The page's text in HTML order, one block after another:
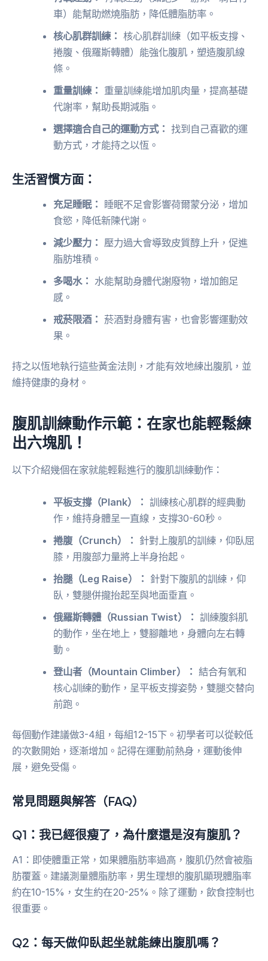
車）能幫助燃燒脂肪，降低體脂肪率。
核心肌群訓練： 核心肌群訓練（如平板支撐、
捲腹、俄羅斯轉體）能強化腹肌，塑造腹肌線
條。
重量訓練： 重量訓練能增加肌肉量，提高基礎
代謝率，幫助長期減脂。
選擇適合自己的運動方式： 找到自己喜歡的運
動方式，才能持之以恆。
生活習慣方面：
充足睡眠： 睡眠不足會影響荷爾蒙分泌，增加
食慾，降低新陳代謝。
減少壓力： 壓力過大會導致皮質醇上升，促進
脂肪堆積。
多喝水： 水能幫助身體代謝廢物，增加飽足
感。
戒菸限酒： 菸酒對身體有害，也會影響運動效
果。
持之以恆地執行這些黃金法則，才能有效地練出腹肌，並
維持健康的身材。
腹肌訓練動作示範：在家也能輕鬆練
出六塊肌！
以下介紹幾個在家就能輕鬆進行的腹肌訓練動作：
平板支撐（Plank）： 訓練核心肌群的經典動
作，維持身體呈一直線，支撐30-60秒。
捲腹（Crunch）： 針對上腹肌的訓練，仰臥屈
膝，用腹部力量將上半身抬起。
抬腿（Leg Raise）： 針對下腹肌的訓練，仰
臥，雙腿併攏抬起至與地面垂直。
俄羅斯轉體（Russian Twist）： 訓練腹斜肌
的動作，坐在地上，雙腳離地，身體向左右轉
動。
登山者（Mountain Climber）： 結合有氧和
核心訓練的動作，呈平板支撐姿勢，雙腿交替向
前跑。
每個動作建議做3-4組，每組12-15下。初學者可以從較低
的次數開始，逐漸增加。記得在運動前熱身，運動後伸
展，避免受傷。
常見問題與解答（FAQ）
Q1：我已經很瘦了，為什麼還是沒有腹肌？
A1：即使體重正常，如果體脂肪率過高，腹肌仍然會被脂
肪覆蓋。建議測量體脂肪率，男生理想的腹肌顯現體脂率
約在10-15%，女生約在20-25%。除了運動，飲食控制也
很重要。
Q2：每天做仰臥起坐就能練出腹肌嗎？